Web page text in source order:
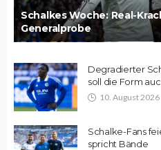
Schalkes Woche: Real-
Generalprobe
Degradierter
soll die Form
10. August 2026
Schalke-Fans
spricht Bände